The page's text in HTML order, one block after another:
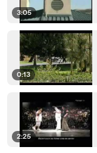
3:05
0:13
2:25